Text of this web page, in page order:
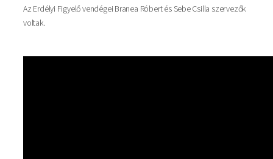
Az Erdélyi Figyelő vendégei Branea Róbert és Sebe Csilla szervezők
voltak.